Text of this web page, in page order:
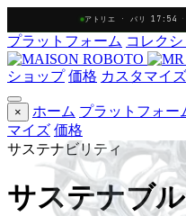
アトリエ · パリ 17:54 ·
プラットフォーム コレク
ショップ 価格 カスタマイズ
× ホーム プラットフォー
マイズ 価格
サステナビリティ
サステナブ